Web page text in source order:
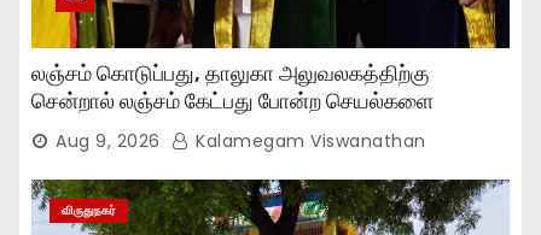
லஞ்சம் கொடுப்பது, தாலுகா அலுவலகத்திற்கு
சென்றால் லஞ்சம் கேட்பது போன்ற செயல்களை
நிறுத்தியுள்ளோம்..,
Aug 9, 2026 Kalamegam Viswanathan
விருதுநகர்